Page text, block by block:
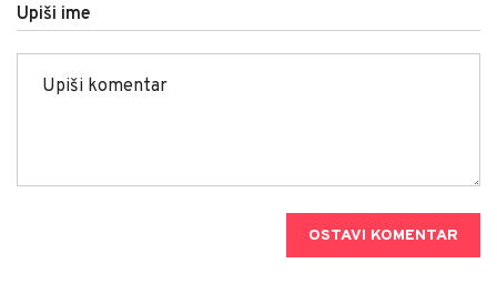
Upiši ime
OSTAVI KOMENTAR